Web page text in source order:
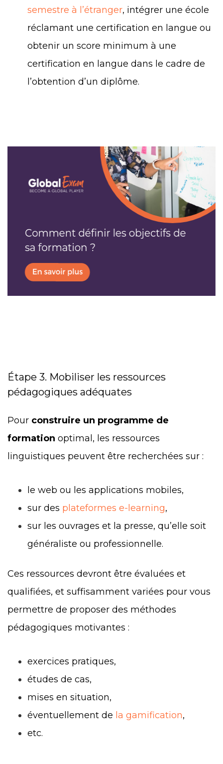
semestre à l’étranger, intégrer une école
réclamant une certification en langue ou
obtenir un score minimum à une
certification en langue dans le cadre de
l’obtention d’un diplôme.
Étape 3. Mobiliser les ressources
pédagogiques adéquates
Pour construire un programme de
formation optimal, les ressources
linguistiques peuvent être recherchées sur :
le web ou les applications mobiles,
sur des plateformes e-learning,
sur les ouvrages et la presse, qu’elle soit
généraliste ou professionnelle.
Ces ressources devront être évaluées et
qualifiées, et suffisamment variées pour vous
permettre de proposer des méthodes
pédagogiques motivantes :
exercices pratiques,
études de cas,
mises en situation,
éventuellement de la gamification,
etc.